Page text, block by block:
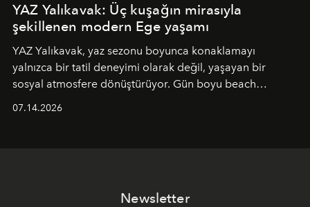
YAZ Yalıkavak: Üç kuşağın mirasıyla
şekillenen modern Ege yaşamı
YAZ Yalıkavak, yaz sezonu boyunca konaklamayı
yalnızca bir tatil deneyimi olarak değil, yaşayan bir
sosyal atmosfere dönüştürüyor. Gün boyu beach
geceye taşıyarak her hafta farklı bir deneyim sunuyor.
07.14.2026
Newsletter